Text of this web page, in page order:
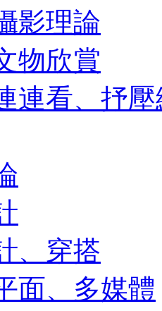
影理論
物欣賞
連看、抒
、穿搭
面、多媒體